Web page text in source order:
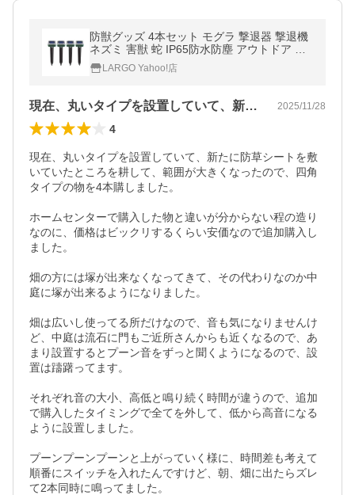
防獣グッズ 4本セット モグラ 撃退器 撃退機
ネズミ 害獣 蛇 IP65防水防塵 アウトドア 庭
園保護 ((S
LARGO Yahoo!店
現在、丸いタイプを設置していて、新たに… 2025/11/28
4
現在、丸いタイプを設置していて、新たに防草シートを敷
いていたところを耕して、範囲が大きくなったので、四角
タイプの物を4本購しました。
ホームセンターで購入した物と違いが分からない程の造り
なのに、価格はビックリするくらい安価なので追加購入し
ました。
畑の方には塚が出来なくなってきて、その代わりなのか中
庭に塚が出来るようになりました。
畑は広いし使ってる所だけなので、音も気になりませんけ
ど、中庭は流石に門もご近所さんからも近くなるので、あ
まり設置するとプーン音をずっと聞くようになるので、設
置は躊躇ってます。
それぞれ音の大小、高低と鳴り続く時間が違うので、追加
で購入したタイミングで全てを外して、低から高音になる
ように設置しました。
プーンプーンプーンと上がっていく様に、時間差も考えて
順番にスイッチを入れたんですけど、朝、畑に出たらズレ
て2本同時に鳴ってました。